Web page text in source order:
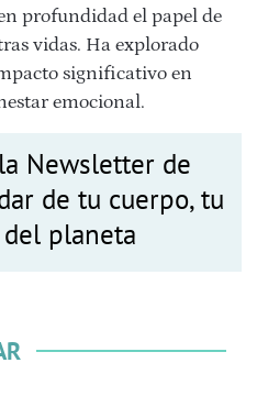
profundidad el papel de
vidas. Ha explorado
significativo en
emocional.
Newsletter de
de tu cuerpo, tu
planeta